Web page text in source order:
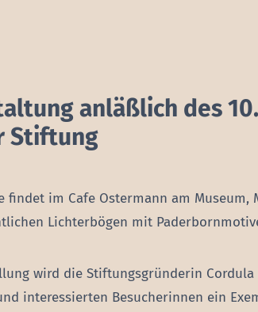
anläßlich des
Stiftung
findet im Cafe Ostermann am
Lichterbögen mit
wird die Stiftungsgründerin Cordula
interessierten Besucherinnen ein